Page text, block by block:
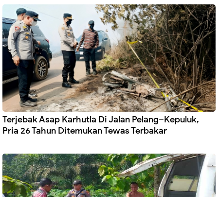
Terjebak Asap Karhutla Di Jalan Pelang–Kepuluk,
Pria 26 Tahun Ditemukan Tewas Terbakar